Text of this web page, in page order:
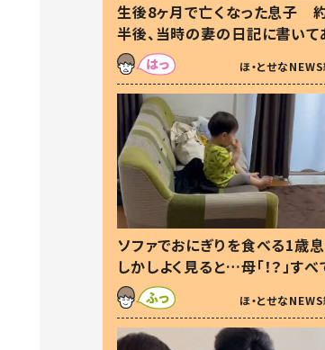
生後8ヶ月で亡くなった息子
半後、当時の妻の日記に書いて
た本音とは
ほ・とせな
ソファでおにぎりを食べる1歳
しかしよく見ると…母「！？」すべ
察した母の投稿に「可愛いから許
す！」「現行犯〜」
ほ・とせな